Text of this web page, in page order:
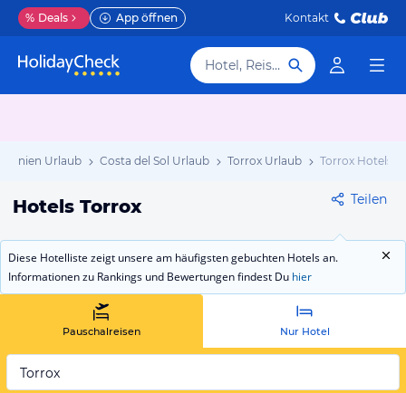
% Deals App öffnen Kontakt
Hotel, Reiseziel
Urlaub Costa del Sol Urlaub Torrox Urlaub Torrox Hotels
Hotels Torrox Teilen
Diese Hotelliste zeigt unsere am häufigsten gebuchten Hotels an.
Informationen zu Rankings und Bewertungen findest Du hier
Pauschalreisen Nur Hotel
Torrox